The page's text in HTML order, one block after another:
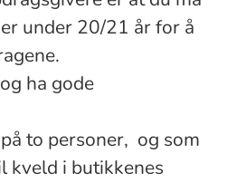
under 20/21 år for å
ha gode
to personer, og som
kveld i butikkenes